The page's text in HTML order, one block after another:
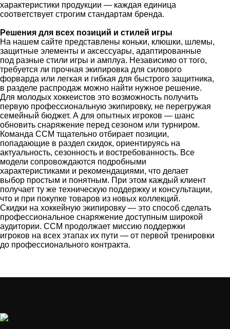
характеристики продукции — каждая единица
соответствует строгим стандартам бренда.
Решения для всех позиций и стилей игры
На нашем сайте представлены коньки, клюшки, шлемы,
защитные элементы и аксессуары, адаптированные
под разные стили игры и амплуа. Независимо от того,
требуется ли прочная экипировка для силового
форварда или легкая и гибкая для быстрого защитника,
в разделе распродаж можно найти нужное решение.
Для молодых хоккеистов это возможность получить
первую профессиональную экипировку, не перегружая
семейный бюджет. А для опытных игроков — шанс
обновить снаряжение перед сезоном или турниром.
Команда CCM тщательно отбирает позиции,
попадающие в раздел скидок, ориентируясь на
актуальность, сезонность и востребованность. Все
модели сопровождаются подробными
характеристиками и рекомендациями, что делает
выбор простым и понятным. При этом каждый клиент
получает ту же техническую поддержку и консультации,
что и при покупке товаров из новых коллекций.
Скидки на хоккейную экипировку — это способ сделать
профессиональное снаряжение доступным широкой
аудитории. CCM продолжает миссию поддержки
игроков на всех этапах их пути — от первой тренировки
до профессионального контракта.